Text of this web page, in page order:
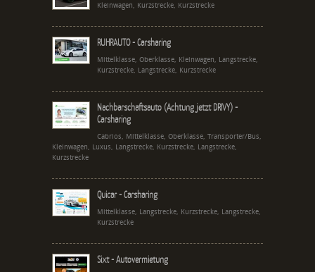
Kleinwagen, Kurzstrecke, Kurzstrecke
RUHRAUTO - Carsharing
Mittelklasse, Oberklasse, Kleinwagen, Langstrecke,
Kurzstrecke, Langstrecke, Kurzstrecke
Nachbarschaftsauto (Achtung jetzt DRIVY) -
Carsharing
Cabrios, Mittelklasse, Oberklasse, Transporter/Bus,
Kleinwagen, Luxus, Langstrecke, Kurzstrecke, Langstrecke,
Kurzstrecke
Quicar - Carsharing
Mittelklasse, Langstrecke, Kurzstrecke, Langstrecke,
Kurzstrecke
Sixt - Autovermietung